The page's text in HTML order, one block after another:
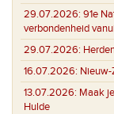
29.07.2026: 91e
verbondenheid
29.07.2026:
16.07.2026: Nieuw-
13.07.2026: Maak
Hulde